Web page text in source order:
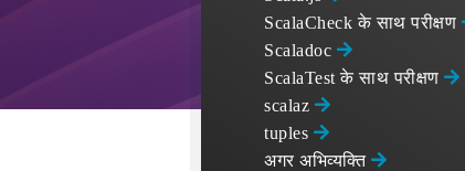
ScalaCheck के साथ परीक्षण
Scaladoc
ScalaTest के साथ परीक्षण
scalaz
tuples
अगर अभिव्यक्ति